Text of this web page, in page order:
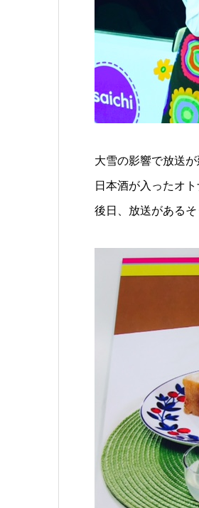
大雪の影響で放送
日本酒が入ったオト
後日、放送がある